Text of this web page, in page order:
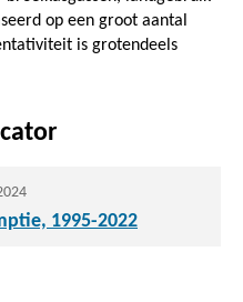
op een groot aantal
is grotendeels
1995-2022